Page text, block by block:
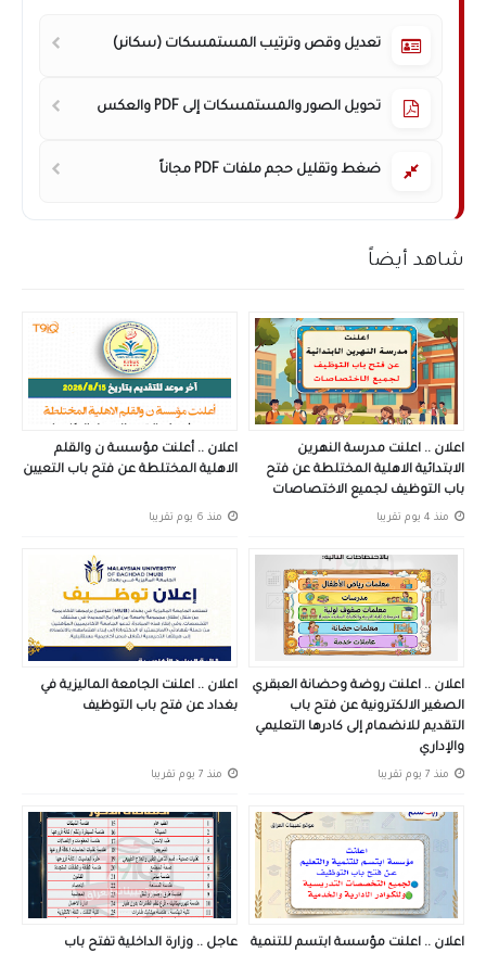
تعديل وقص وترتيب المستمسكات (سكانر)
تحويل الصور والمستمسكات إلى PDF والعكس
ضغط وتقليل حجم ملفات PDF مجاناً
شاهد أيضاً
اعلان .. اعلنت مدرسة النهرين
الابتدائية الاهلية المختلطة عن فتح
باب التوظيف لجميع الاختصاصات
منذ 4 يوم تقريبا
اعلان .. أعلنت مؤسسة ن والقلم
الاهلية المختلطة عن فتح باب التعيين
منذ 6 يوم تقريبا
اعلان .. اعلنت روضة وحضانة العبقري
الصغير الالكترونية عن فتح باب
التقديم للانضمام إلى كادرها التعليمي
والإداري
منذ 7 يوم تقريبا
اعلان .. اعلنت الجامعة الماليزية في
بغداد عن فتح باب التوظيف
منذ 7 يوم تقريبا
اعلان .. اعلنت مؤسسة ابتسم للتنمية عاجل .. وزارة الداخلية تفتح باب